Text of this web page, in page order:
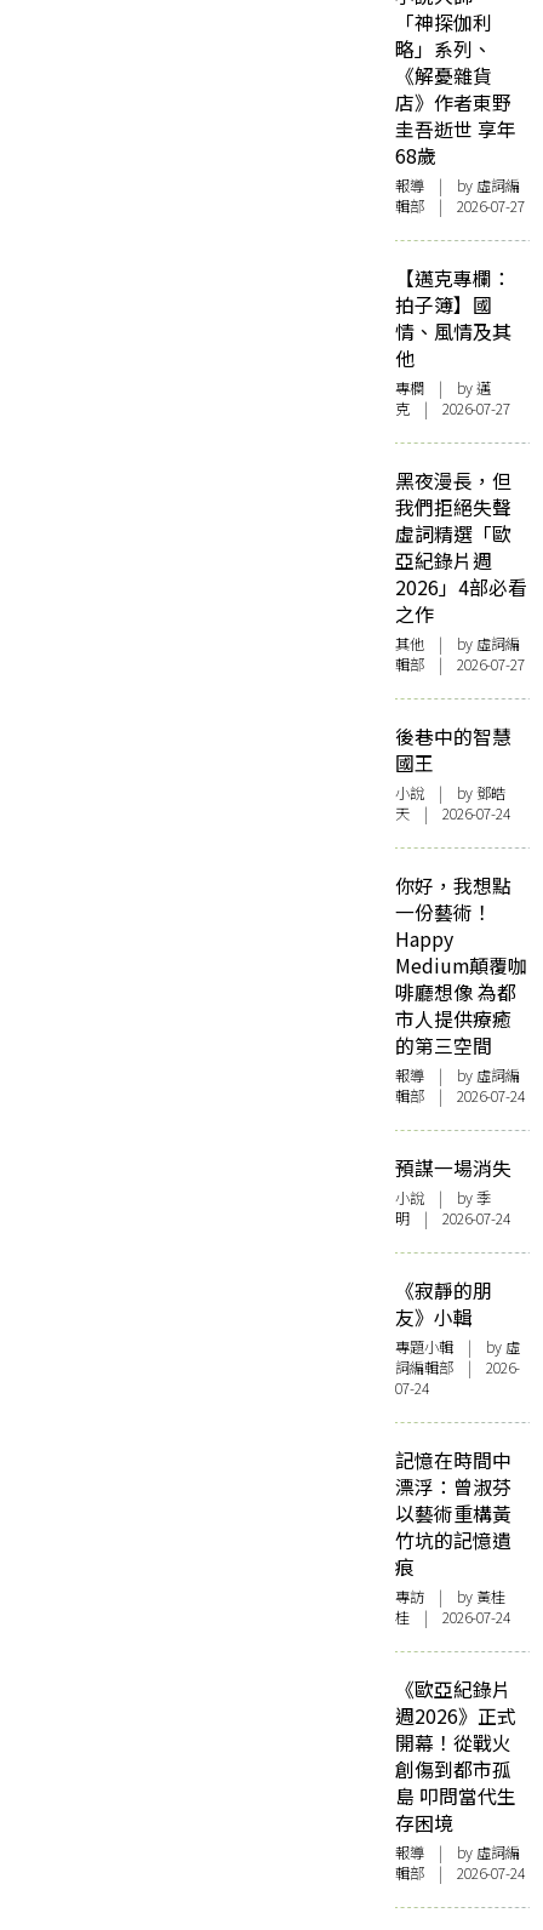
「神探伽利
略」系列、
《解憂雜貨
店》作者東野
圭吾逝世 享年
68歲
報導 | by 虛詞編
輯部 | 2026-07-27
【邁克專欄：
拍子簿】國
情、風情及其
他
專欄 | by邁
克 | 2026-07-27
黑夜漫長，但
我們拒絕失聲
虛詞精選「歐
亞紀錄片週
2026」4部必看
之作
其他 | by 虛詞編
輯部 | 2026-07-27
後巷中的智慧
國王
小說 | by 鄧皓
天 | 2026-07-24
你好，我想點
一份藝術！
Happy
Medium顛覆咖
啡廳想像 為都
市人提供療癒
的第三空間
報導 | by 虛詞編
輯部 | 2026-07-24
預謀一場消失
小說 | by 季
明 | 2026-07-24
《寂靜的朋
友》小輯
專題小輯 | by 虛
詞編輯部 | 2026-
07-24
記憶在時間中
漂浮：曾淑芬
以藝術重構黃
竹坑的記憶遺
痕
專訪 | by 黃桂
桂 | 2026-07-24
《歐亞紀錄片
週2026》正式
開幕！從戰火
創傷到都市孤
島 叩問當代生
存困境
報導 | by 虛詞編
輯部 | 2026-07-24